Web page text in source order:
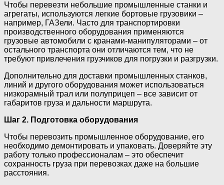
Чтобы перевезти небольшие промышленные станки и
агрегаты, используются легкие бортовые грузовики –
например, ГАЗели. Часто для транспортировки
производственного оборудования применяются
грузовые автомобили с кранами-манипуляторами – от
остального транспорта они отличаются тем, что не
требуют привлечения грузчиков для погрузки и разгрузки.
Дополнительно для доставки промышленных станков,
линий и другого оборудования может использоваться
низкорамный трал или полуприцеп – все зависит от
габаритов груза и дальности маршрута.
Шаг 2. Подготовка оборудования
Чтобы перевозить промышленное оборудование, его
необходимо демонтировать и упаковать. Доверяйте эту
работу только профессионалам – это обеспечит
сохранность груза при перевозках даже на большие
расстояния.